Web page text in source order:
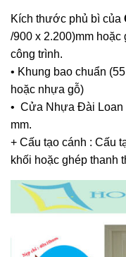
Kích thước phủ bì của
/900 x 2.200)mm
công trình.
• Khung bao chuẩn
hoặc nhựa gỗ)
• Cửa Nhựa Đài Loan
mm.
+ Cấu tạo cánh : Cấu
khối hoặc ghép thanh